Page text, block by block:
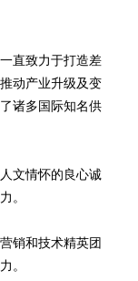
直致力于打造差
动产业升级及变
诸多国际知名供
文情怀的良心诚
。
销和技术精英团
。